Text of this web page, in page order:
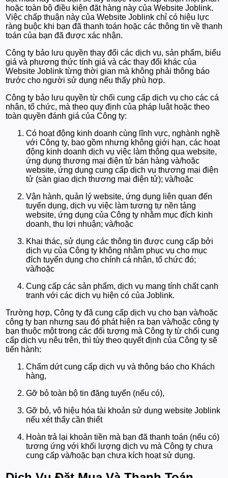
hoặc toàn bộ điều kiện đặt hàng này của Website Joblink.
Việc chấp thuận này của Website Joblink chỉ có hiệu lực
ràng buộc khi bạn đã thanh toán hoặc các thông tin về thanh
toán của bạn đã được xác nhận.
Công ty bảo lưu quyền thay đổi các dịch vụ, sản phẩm, biểu
giá và phương thức tính giá và các thay đổi khác của
Website Joblink từng thời gian mà không phải thông báo
trước cho người sử dụng nếu thấy phù hợp.
Công ty bảo lưu quyền từ chối cung cấp dịch vụ cho các cá
nhân, tổ chức, mà theo quy định của pháp luật hoặc theo
toàn quyền đánh giá của Công ty:
Có hoạt động kinh doanh cùng lĩnh vực, nghành nghề
với Công ty, bao gồm nhưng không giới hạn, các hoạt
động kinh doanh dịch vụ việc làm thông qua website,
ứng dụng thương mại điện tử bán hàng và/hoặc
website, ứng dụng cung cấp dịch vụ thương mại điện
tử (sàn giao dịch thương mại điện tử); và/hoặc
Vận hành, quản lý website, ứng dụng liên quan đến
tuyển dụng, dịch vụ việc làm tương tự nền tảng
website, ứng dụng của Công ty nhằm mục đích kinh
doanh, thu lợi nhuận; và/hoặc
Khai thác, sử dụng các thông tin được cung cấp bởi
dịch vụ của Công ty không nhằm phục vụ cho mục
đích tuyển dụng cho chính cá nhân, tổ chức đó;
và/hoặc
Cung cấp các sản phẩm, dịch vụ mang tính chất cạnh
tranh với các dịch vụ hiện có của Joblink.
Trường hợp, Công ty đã cung cấp dịch vụ cho bạn và/hoặc
công ty bạn nhưng sau đó phát hiện ra bạn và/hoặc công ty
bạn thuộc một trong các đối tượng mà Công ty từ chối cung
cấp dịch vụ nêu trên, thì tùy theo quyết định của Công ty sẽ
tiến hành:
Chấm dứt cung cấp dịch vụ và thông báo cho Khách
hàng,
Gỡ bỏ toàn bộ tin đăng tuyển (nếu có),
Gỡ bỏ, vô hiệu hóa tài khoản sử dụng website Joblink
nếu xét thấy cần thiết
Hoàn trả lại khoản tiền mà bạn đã thanh toán (nếu có)
tương ứng với khối lượng dịch vụ mà Công ty chưa
cung cấp và/hoặc bạn chưa kích hoạt sử dụng.